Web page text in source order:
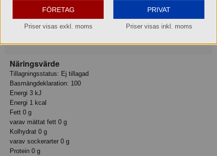
Ingredienser
limearom, surhetsreglerande medel (natriumcitrater), sötningsmedel
Näringsvärde
Tillagningsstatus: Ej tillagad
Basmängdeklaration: 100
Energi 3 kJ
Energi 1 kcal
Fett 0 g
varav mättat fett 0 g
Kolhydrat 0 g
varav sockerarter 0 g
Protein 0 g
FÖRETAG
Priser visas exkl. moms
PRIVAT
Priser visas inkl. moms